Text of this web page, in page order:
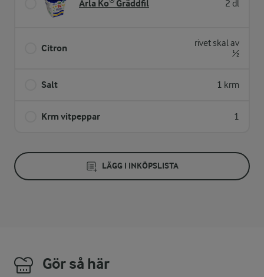
Arla Ko® Gräddfil 2 dl
Citron
rivet skal av
½
Salt 1 krm
Krm vitpeppar 1
LÄGG I INKÖPSLISTA
Gör så här